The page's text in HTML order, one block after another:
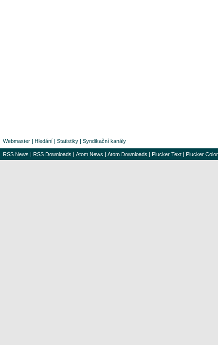
Webmaster | Hledání | Statistiky | Syndikační kanály
RSS News | RSS Downloads | Atom News | Atom Downloads | Plucker Text | Plucker Color